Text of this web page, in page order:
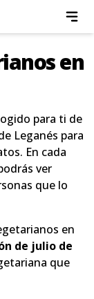
en
para ti de
Leganés para
En cada
ver
que lo
en
de julio de
que